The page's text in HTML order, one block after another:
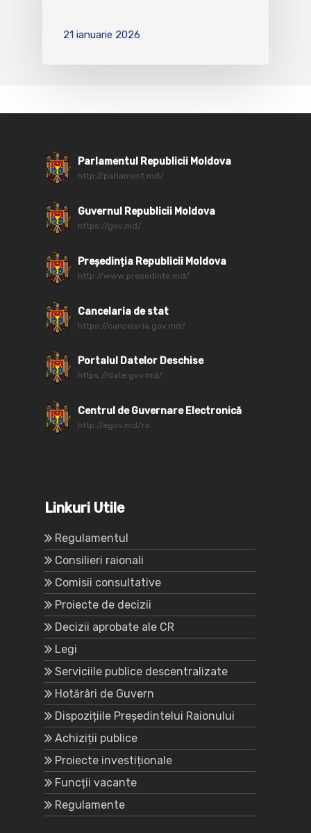
21 ianuarie 2026
Parlamentul Republicii Moldova
http://parlament.md/
Guvernul Republicii Moldova
https://gov.md/
Președinția Republicii Moldova
http://www.presedinte.md/
Cancelaria de stat
https://cancelaria.gov.md/
Portalul Datelor Deschise
https://date.gov.md/
Centrul de Guvernare Electronică
http://egov.md/ro
Linkuri Utile
Regulamentul
Consilieri raionali
Comisii consultative
Proiecte de decizii
Decizii aprobate ale CR
Legi
Serviciile publice descentralizate
Hotărâri de Guvern
Dispozițiile Președintelui Raionului
Achiziții publice
Proiecte investiționale
Funcții vacante
Regulamente